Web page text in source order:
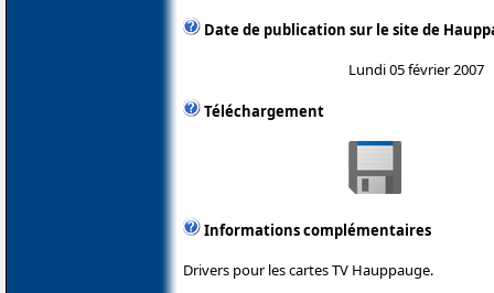
Date de publication sur le site de
Lundi 05 février 2007
Téléchargement
Informations complémentaires
Drivers pour les cartes TV Hauppauge.